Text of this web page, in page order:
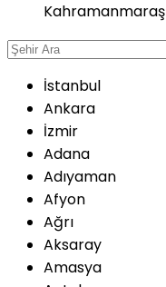
Kahramanmaraş
İstanbul
Ankara
İzmir
Adana
Adıyaman
Afyon
Ağrı
Aksaray
Amasya